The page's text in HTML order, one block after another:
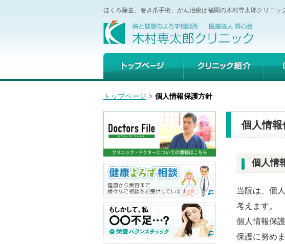
ほくろ除去、巻き爪手術、がん治療は福岡の木村専太郎クリニッ
トップページ 個人情報保護方針
個人情
個人情
当院は、個
考えます。
個人情報保
保護に努めま